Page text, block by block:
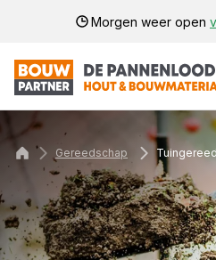
Morgen weer open
Gereedschap